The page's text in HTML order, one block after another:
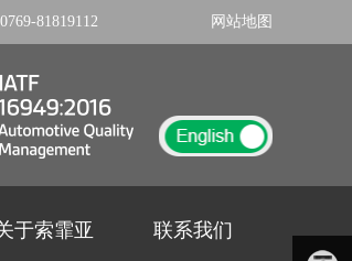
0769-81819112 网站地图
于索霏亚 联系我们